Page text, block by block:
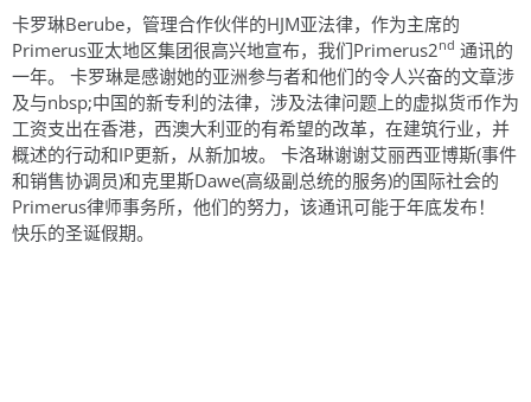
卡罗琳Berube，管理合作伙伴的HJM亚法律，作为主席的
Primerus亚太地区集团很高兴地宣布，我们Primerus2nd 通讯的
一年。 卡罗琳是感谢她的亚洲参与者和他们的令人兴奋的文章涉
及与nbsp;中国的新专利的法律，涉及法律问题上的虚拟货币作为
工资支出在香港，西澳大利亚的有希望的改革，在建筑行业，并
概述的行动和IP更新，从新加坡。 卡洛琳谢谢艾丽西亚博斯(事件
和销售协调员)和克里斯Dawe(高级副总统的服务)的国际社会的
Primerus律师事务所，他们的努力，该通讯可能于年底发布！
快乐的圣诞假期。